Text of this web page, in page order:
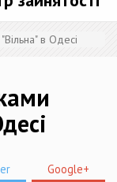
в Одесі
Google+